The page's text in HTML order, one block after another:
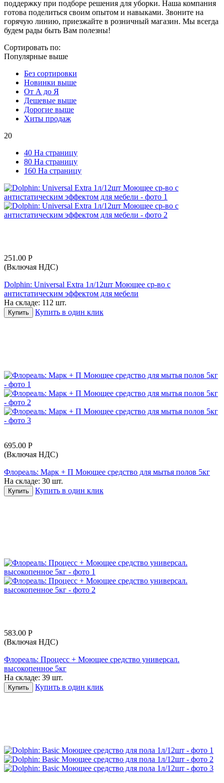
поддержку при подборе решения для уборки. Наша компания
готова поделиться своим опытом и навыками. Звоните на
горячую линию, приезжайте в розничный магазин. Мы всегда
будем рады быть Вам полезны!
Сортировать по:
Популярные выше
Без сортировки
Новинки выше
От А до Я
Дешевые выше
Дорогие выше
Хиты продаж
20
40 На страницу
80 На страницу
160 На страницу
251.00 Р
(Включая НДС)
Dolphin: Universal Extra 1л/12шт Моющее ср-во с
антистатическим эффектом для мебели
На складе: 112 шт.
Купить Купить в один клик
695.00 Р
(Включая НДС)
Флореаль: Марк + П Моющее средство для мытья полов 5кг
На складе: 30 шт.
Купить Купить в один клик
583.00 Р
(Включая НДС)
Флореаль: Процесс + Моющее средство универсал.
высокопенное 5кг
На складе: 39 шт.
Купить Купить в один клик